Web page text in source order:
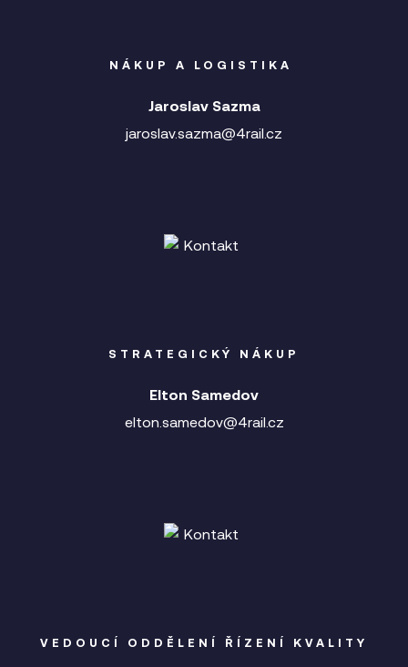
Jaroslav Sazma
NÁKUP A LOGISTIKA
jaroslav.sazma@4rail.cz
Elton Samedov
STRATEGICKÝ NÁKUP
elton.samedov@4rail.cz
VEDOUCÍ ODDĚLENÍ ŘÍZENÍ KVALITY